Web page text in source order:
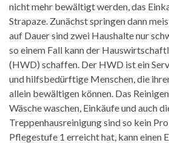
nicht mehr bewältigt werden, das
Strapaze. Zunächst springen dann
auf Dauer sind zwei Haushalte nur
so einem Fall kann der
(HWD) schaffen. Der HWD ist ein
und hilfsbedürftige Menschen, die
allein bewältigen können. Das
Wäsche waschen, Einkäufe und auch
Treppenhausreinigung sind so kein
Pflegestufe 1 erreicht hat, kann einen